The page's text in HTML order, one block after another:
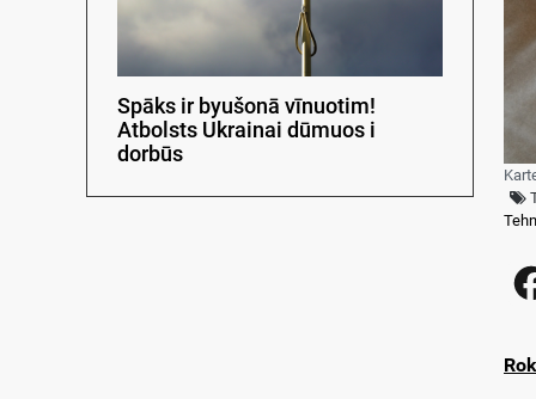
Spāks ir byušonā vīnuotim!
Atbolsts Ukrainai dūmuos i
dorbūs